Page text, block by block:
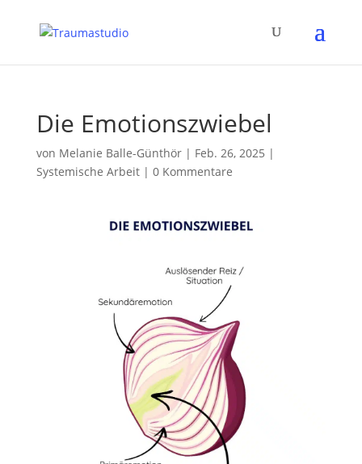
Die Emotionszwiebel
von Melanie Balle-Günthör| Feb. 26, 2025 |
Systemische Arbeit| 0 Kommentare